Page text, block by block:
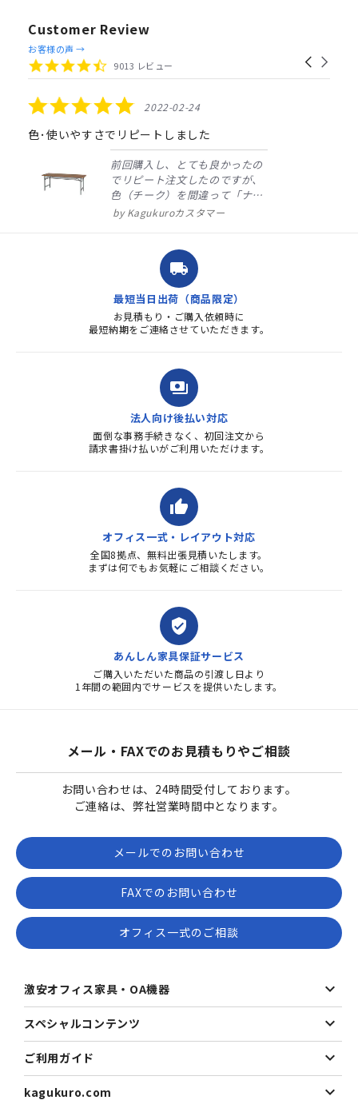
Customer Review
Reviews
carousel
Carousel
4.4
star
9013 レビュー
お客様の声 →
5.0
star
rating
2022-02-24
色･使いやすさでリピートしました
前回購入し、とても良かったの
でリピート注文したのですが、
色（チーク）を間違って「ナチ
ュラル」としてしまいました。
ました。商品到着も早く、品
質・使いやすさで満足していま
す。また、リピートするときは
よろしくお...
Kagukuroカスタマー
local_shipping
最短当日出荷（商品限定）
お見積もり・ご購入依頼時に
最短納期をご連絡させていただきます。
payments
法人向け後払い対応
面倒な事務手続きなく、初回注文から
請求書掛け払いがご利用いただけます。
thumb_up
オフィス一式・レイアウト対応
全国8拠点、無料出張見積いたします。
まずは何でもお気軽にご相談ください。
verified_user
あんしん家具保証サービス
ご購入いただいた商品の引渡し日より
1年間の範囲内でサービスを提供いたします。
メール・FAXでのお見積もりやご相談
お問い合わせは、24時間受付しております。
ご連絡は、弊社営業時間中となります。
メールでのお問い合わせ
FAXでのお問い合わせ
オフィス一式のご相談
激安オフィス家具・OA機器
スペシャルコンテンツ
ご利用ガイド
kagukuro.com